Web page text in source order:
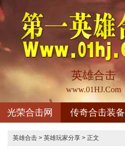
英雄合击
www.01HJ.Com
光荣合击网 传奇合击装备
英雄合击 > 英雄玩家分享 > 正文